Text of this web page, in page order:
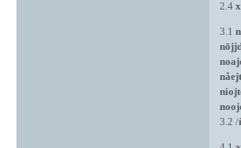
2.4
3.1
3.2 /